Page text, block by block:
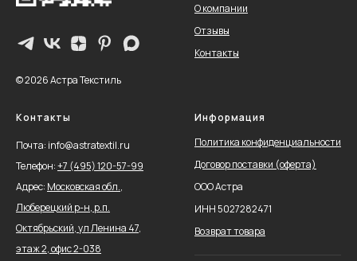
© 2026 Астра Текстиль
О компании
Отзывы
Контакты
Контакты
Почта: info@astratextil.ru
Телефон:+7 (495) 120-57-99
Адрес: Московская обл.,
Люберецкий р-н, р.п.
Октябрьский, ул Ленина 47,
этаж 2, офис 2-038
Информация
Политика конфиденциальности
Договор поставки (оферта)
ООО Астра
ИНН 5027282471
Возврат товара